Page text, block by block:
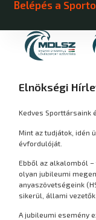
Belépés a
Elnökségi
Kedves Sporttársaink
Mint az tudjátok, idén
évfordulóját.
Ebből az alkalomból
olyan jubileumi
anyaszövetségeink
sikerül, állami
A jubileumi esemény